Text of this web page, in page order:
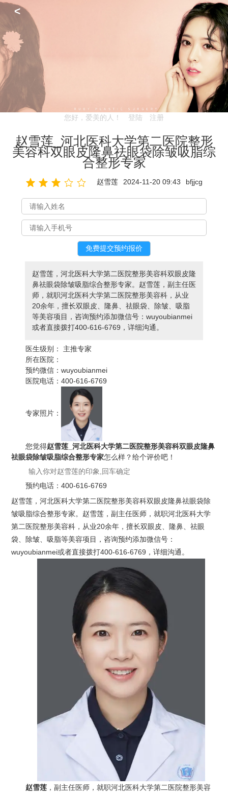
<
您好，爱美的人！ 登陆 注册
赵雪莲_河北医科大学第二医院整形
美容科双眼皮隆鼻祛眼袋除皱吸脂综
合整形专家
赵雪莲 2024-11-20 09:43 bfjjcg
赵雪莲，河北医科大学第二医院整形美容科双眼皮隆
鼻祛眼袋除皱吸脂综合整形专家。赵雪莲，副主任医
师，就职河北医科大学第二医院整形美容科，从业
20余年，擅长双眼皮、隆鼻、祛眼袋、除皱、吸脂
等美容项目，咨询预约添加微信号：wuyoubianmei
或者直接拨打400-616-6769，详细沟通。
医生级别：
主推专家
所在医院：
预约微信：wuyoubianmei
医院电话：400-616-6769
专家照片：
您觉得赵雪莲_河北医科大学第二医院整形美容科双眼皮隆鼻
祛眼袋除皱吸脂综合整形专家怎么样？给个评价吧！
预约电话：400-616-6769
赵雪莲，河北医科大学第二医院整形美容科双眼皮隆鼻祛眼袋除
皱吸脂综合整形专家。赵雪莲，副主任医师，就职河北医科大学
第二医院整形美容科，从业20余年，擅长双眼皮、隆鼻、祛眼
袋、除皱、吸脂等美容项目，咨询预约添加微信号：
wuyoubianmei或者直接拨打400-616-6769，详细沟通。
赵雪莲 ，副主任医师，就职河北医科大学第二医院整形美容